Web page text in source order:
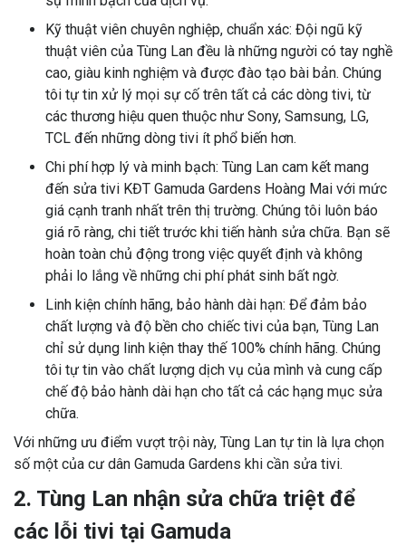
Kỹ thuật viên chuyên nghiệp, chuẩn xác: Đội ngũ kỹ
thuật viên của Tùng Lan đều là những người có tay nghề
cao, giàu kinh nghiệm và được đào tạo bài bản. Chúng
tôi tự tin xử lý mọi sự cố trên tất cả các dòng tivi, từ
các thương hiệu quen thuộc như Sony, Samsung, LG,
TCL đến những dòng tivi ít phổ biến hơn.
Chi phí hợp lý và minh bạch: Tùng Lan cam kết mang
đến sửa tivi KĐT Gamuda Gardens Hoàng Mai với mức
giá cạnh tranh nhất trên thị trường. Chúng tôi luôn báo
giá rõ ràng, chi tiết trước khi tiến hành sửa chữa. Bạn sẽ
hoàn toàn chủ động trong việc quyết định và không
phải lo lắng về những chi phí phát sinh bất ngờ.
Linh kiện chính hãng, bảo hành dài hạn: Để đảm bảo
chất lượng và độ bền cho chiếc tivi của bạn, Tùng Lan
chỉ sử dụng linh kiện thay thế 100% chính hãng. Chúng
tôi tự tin vào chất lượng dịch vụ của mình và cung cấp
chế độ bảo hành dài hạn cho tất cả các hạng mục sửa
chữa.
Với những ưu điểm vượt trội này, Tùng Lan tự tin là lựa chọn
số một của cư dân Gamuda Gardens khi cần sửa tivi.
2. Tùng Lan nhận sửa chữa triệt để
các lỗi tivi tại Gamuda